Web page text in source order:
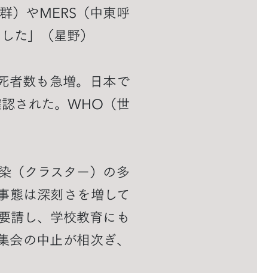
）やMERS（中東呼
た」（星野）
者数も急増。日本で
された。WHO（世
（クラスター）の多
態は深刻さを増して
請し、学校教育にも
の中止が相次ぎ、